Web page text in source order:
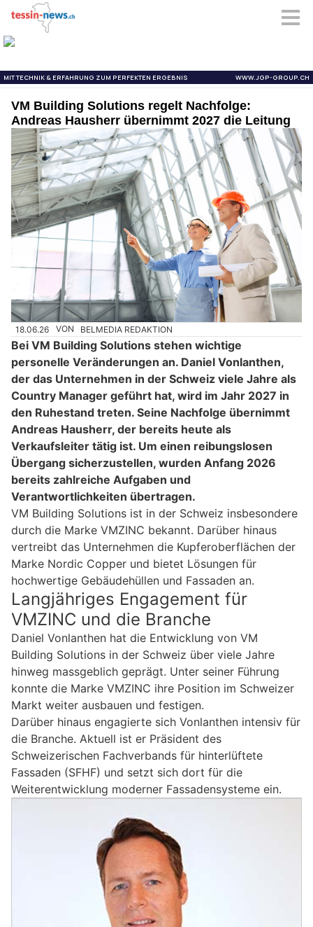
VM Building Solutions regelt Nachfolge:
Andreas Hausherr übernimmt 2027 die Leitung
18.06.26 VON BELMEDIA REDAKTION
Bei VM Building Solutions stehen wichtige
personelle Veränderungen an. Daniel Vonlanthen,
der das Unternehmen in der Schweiz viele Jahre als
Country Manager geführt hat, wird im Jahr 2027 in
den Ruhestand treten. Seine Nachfolge übernimmt
Andreas Hausherr, der bereits heute als
Verkaufsleiter tätig ist. Um einen reibungslosen
Übergang sicherzustellen, wurden Anfang 2026
bereits zahlreiche Aufgaben und
Verantwortlichkeiten übertragen.
VM Building Solutions ist in der Schweiz insbesondere
durch die Marke VMZINC bekannt. Darüber hinaus
vertreibt das Unternehmen die Kupferoberflächen der
Marke Nordic Copper und bietet Lösungen für
hochwertige Gebäudehüllen und Fassaden an.
Langjähriges Engagement für
VMZINC und die Branche
Daniel Vonlanthen hat die Entwicklung von VM
Building Solutions in der Schweiz über viele Jahre
hinweg massgeblich geprägt. Unter seiner Führung
konnte die Marke VMZINC ihre Position im Schweizer
Markt weiter ausbauen und festigen.
Darüber hinaus engagierte sich Vonlanthen intensiv für
die Branche. Aktuell ist er Präsident des
Schweizerischen Fachverbands für hinterlüftete
Fassaden (SFHF) und setzt sich dort für die
Weiterentwicklung moderner Fassadensysteme ein.